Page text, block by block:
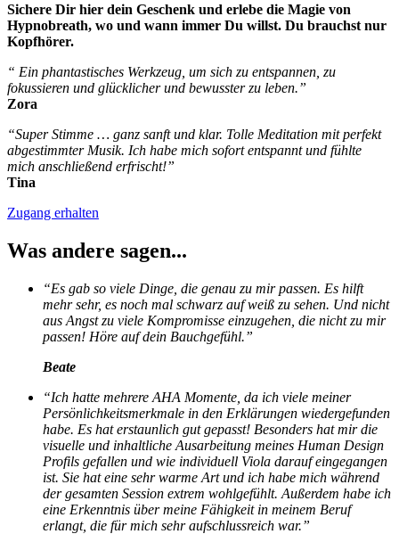
Sichere Dir hier dein Geschenk und erlebe die Magie von
Hypnobreath, wo und wann immer Du willst. Du brauchst nur
Kopfhörer.
“ Ein phantastisches Werkzeug, um sich zu entspannen, zu
fokussieren und glücklicher und bewusster zu leben.”
Zora
“Super Stimme … ganz sanft und klar. Tolle Meditation mit perfekt
abgestimmter Musik. Ich habe mich sofort entspannt und fühlte
mich anschließend erfrischt!”
Tina
Zugang erhalten
Was andere sagen...
“Es gab so viele Dinge, die genau zu mir passen. Es hilft
mehr sehr, es noch mal schwarz auf weiß zu sehen. Und nicht
aus Angst zu viele Kompromisse einzugehen, die nicht zu mir
passen! Höre auf dein Bauchgefühl.”
Beate
“Ich hatte mehrere AHA Momente, da ich viele meiner
Persönlichkeitsmerkmale in den Erklärungen wiedergefunden
habe. Es hat erstaunlich gut gepasst! Besonders hat mir die
visuelle und inhaltliche Ausarbeitung meines Human Design
Profils gefallen und wie individuell Viola darauf eingegangen
ist. Sie hat eine sehr warme Art und ich habe mich während
der gesamten Session extrem wohlgefühlt. Außerdem habe ich
eine Erkenntnis über meine Fähigkeit in meinem Beruf
erlangt, die für mich sehr aufschlussreich war.”